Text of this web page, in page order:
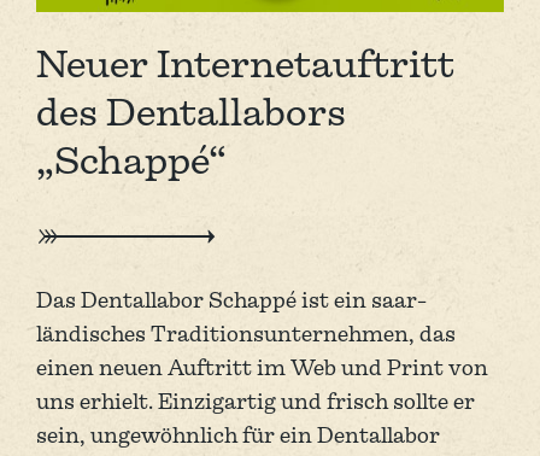
Neuer Internet­auftritt
des Dentallabors
„Schappé“
Das Dental­labor Schappé ist ein saar­
ländisches Tradi­tions­unternehmen, das
einen neuen Auftritt im Web und Print von
uns erhielt. Einzig­artig und frisch sollte er
sein, un­gewöhnlich für ein Dental­labor